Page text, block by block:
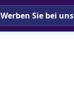
Werben Sie bei uns